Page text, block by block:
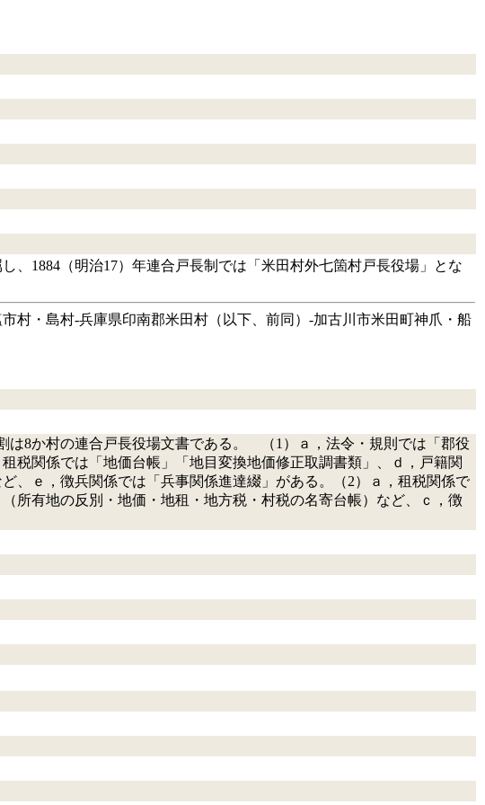
、1884（明治17）年連合戸長制では「米田村外七箇村戸長役場」とな
村・島村‐兵庫県印南郡米田村（以下、前同）‐加古川市米田町神爪・船
は8か村の連合戸長役場文書である。 （1）ａ，法令・規則では「郡役
税関係では「地価台帳」「地目変換地価修正取調書類」、ｄ，戸籍関
、ｅ，徴兵関係では「兵事関係進達綴」がある。（2）ａ，租税関係で
所有地の反別・地価・地租・地方税・村税の名寄台帳）など、ｃ，徴